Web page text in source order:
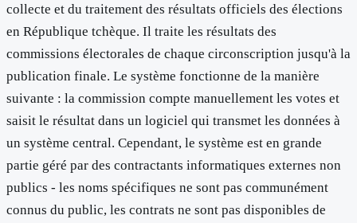
collecte et du traitement des résultats officiels des élections
en République tchèque. Il traite les résultats des
commissions électorales de chaque circonscription jusqu'à la
publication finale. Le système fonctionne de la manière
suivante : la commission compte manuellement les votes et
saisit le résultat dans un logiciel qui transmet les données à
un système central. Cependant, le système est en grande
partie géré par des contractants informatiques externes non
publics - les noms spécifiques ne sont pas communément
connus du public, les contrats ne sont pas disponibles de